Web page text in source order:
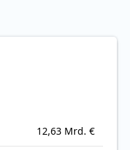
12,63 Mrd. €